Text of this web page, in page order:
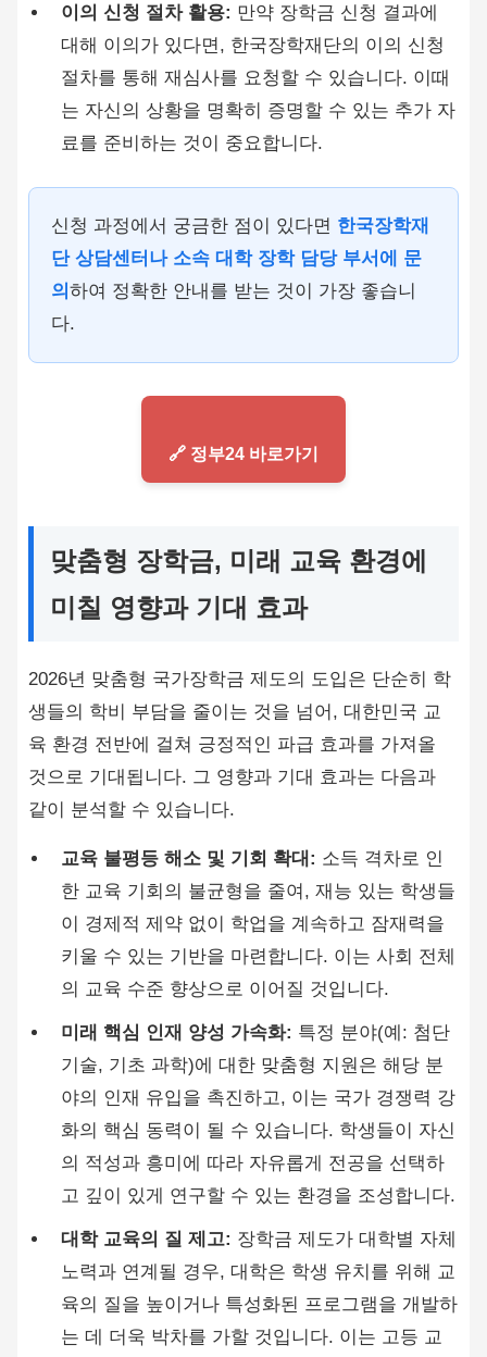
이의 신청 절차 활용: 만약 장학금 신청 결과에
대해 이의가 있다면, 한국장학재단의 이의 신청
절차를 통해 재심사를 요청할 수 있습니다. 이때
는 자신의 상황을 명확히 증명할 수 있는 추가 자
료를 준비하는 것이 중요합니다.
신청 과정에서 궁금한 점이 있다면 한국장학재
단 상담센터나 소속 대학 장학 담당 부서에 문
의 하여 정확한 안내를 받는 것이 가장 좋습니
다.
🔗 정부24 바로가기
맞춤형 장학금, 미래 교육 환경에
미칠 영향과 기대 효과
2026년 맞춤형 국가장학금 제도의 도입은 단순히 학
생들의 학비 부담을 줄이는 것을 넘어, 대한민국 교
육 환경 전반에 걸쳐 긍정적인 파급 효과를 가져올
것으로 기대됩니다. 그 영향과 기대 효과는 다음과
같이 분석할 수 있습니다.
교육 불평등 해소 및 기회 확대: 소득 격차로 인
한 교육 기회의 불균형을 줄여, 재능 있는 학생들
이 경제적 제약 없이 학업을 계속하고 잠재력을
키울 수 있는 기반을 마련합니다. 이는 사회 전체
의 교육 수준 향상으로 이어질 것입니다.
미래 핵심 인재 양성 가속화: 특정 분야(예: 첨단
기술, 기초 과학)에 대한 맞춤형 지원은 해당 분
야의 인재 유입을 촉진하고, 이는 국가 경쟁력 강
화의 핵심 동력이 될 수 있습니다. 학생들이 자신
의 적성과 흥미에 따라 자유롭게 전공을 선택하
고 깊이 있게 연구할 수 있는 환경을 조성합니다.
대학 교육의 질 제고: 장학금 제도가 대학별 자체
노력과 연계될 경우, 대학은 학생 유치를 위해 교
육의 질을 높이거나 특성화된 프로그램을 개발하
는 데 더욱 박차를 가할 것입니다. 이는 고등 교